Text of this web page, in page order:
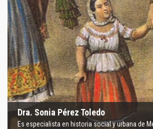
Dra. Sonia Pérez Toledo
Es especialista en historia social y urbana de
Licenciada en Humanidades y Maestra
UAM Iztapalapa, Doctora en Historia
México. Profesora de la Universidad
Metropolitana Iztapalapa. Miembro del
de Investigadores de México y de la
de Ciencias. Actualmente es
Histórico, revista del Departamento de
UAM y coordinadora de la Licenciatura